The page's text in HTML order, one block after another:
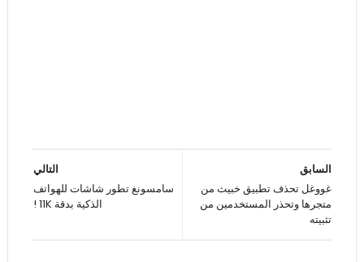
التالي
سامسونغ تطور شاشات للهواتف
الذكية بدقة 11K !
السابق
غووغل تحذف تطبيق خبيث من
متجرها وتحذر المستخدمين من
تثبيته